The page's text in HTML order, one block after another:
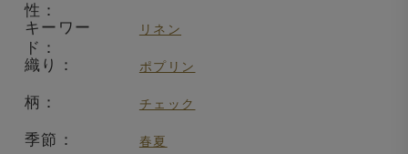
性：
キーワー
ド：
リネン
織り： ポプリン
柄： チェック
季節： 春夏